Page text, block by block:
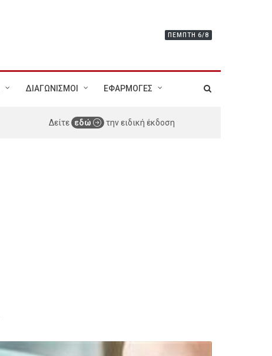
ΠΈΜΠΤΗ 6/8
ΔΙΑΓΩΝΙΣΜΟΙ ΕΦΑΡΜΟΓΕΣ
Δείτε εδώ την ειδική έκδοση